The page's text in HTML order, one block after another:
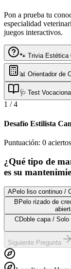
Pon a prueba tu
especialidad
juegos interactivos.
🐾 Trivia Estética
📊 Orientador de
🩺 Test
1 /4
Desafío Estilista
Puntuación: 0 aciertos
¿Qué tipo de
es su
APelo liso continuo /
B Pelo rizado de
CDoble capa /
Siguiente Pregunta